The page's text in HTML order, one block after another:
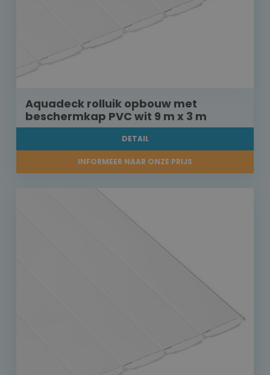
Aquadeck rolluik opbouw met
beschermkap PVC wit 9 m x 3 m
DETAIL
INFORMEER NAAR ONZE PRIJS